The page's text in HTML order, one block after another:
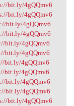
bit.ly/4gQQmv6
bit.ly/4gQQmv6
bit.ly/4gQQmv6
bit.ly/4gQQmv6
bit.ly/4gQQmv6
bit.ly/4gQQmv6
bit.ly/4gQQmv6
bit.ly/4gQQmv6
bit.ly/4gQQmv6
bit.ly/4gQQmv6
bit.ly/4gQQmv6